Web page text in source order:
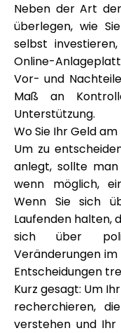
Neben der Art
überlegen, wie
selbst
Online-
Vor- und
Maß an
Unterstützung.
Wo Sie Ihr Geld
Um zu
anlegt, sollte
wenn möglich,
Wenn Sie sich
Laufenden halten,
sich über
Veränderungen im
Entscheidungen
Kurz gesagt: Um
recherchieren,
verstehen und Ihr